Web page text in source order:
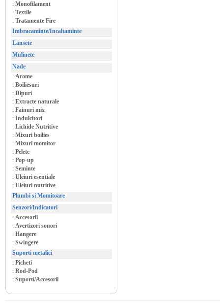
: Monofilament
: Textile
: Tratamente Fire
Imbracaminte/Incaltaminte
Lansete
Mulinete
Nade
: Arome
: Boiliesuri
: Dipuri
: Extracte naturale
: Fainuri mix
: Indulcitori
: Lichide Nutritive
: Mixuri boilies
: Mixuri momitor
: Pelete
: Pop-up
: Seminte
: Uleiuri esentiale
: Uleiuri nutritive
Plumbi si Momitoare
Senzori/Indicatori
: Accesorii
: Avertizori sonori
: Hangere
: Swingere
Suporti metalici
: Picheti
: Rod-Pod
: Suporti/Accesorii